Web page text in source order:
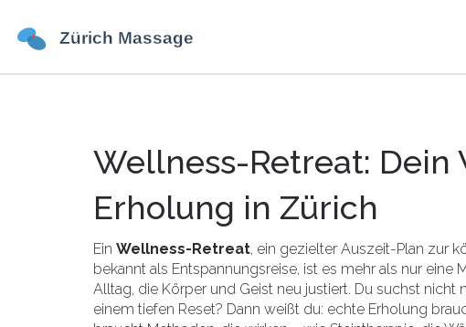
Wellness-Retreat: Dein
Erholung in Zürich
Ein Wellness-Retreat, ein gezielter Auszeit-Plan zur
bekannt als Entspannungsreise, ist es mehr als nur eine
Alltag, die Körper und Geist neu justiert. Du suchst nicht
einem tiefen Reset? Dann weißt du: echte Erholung